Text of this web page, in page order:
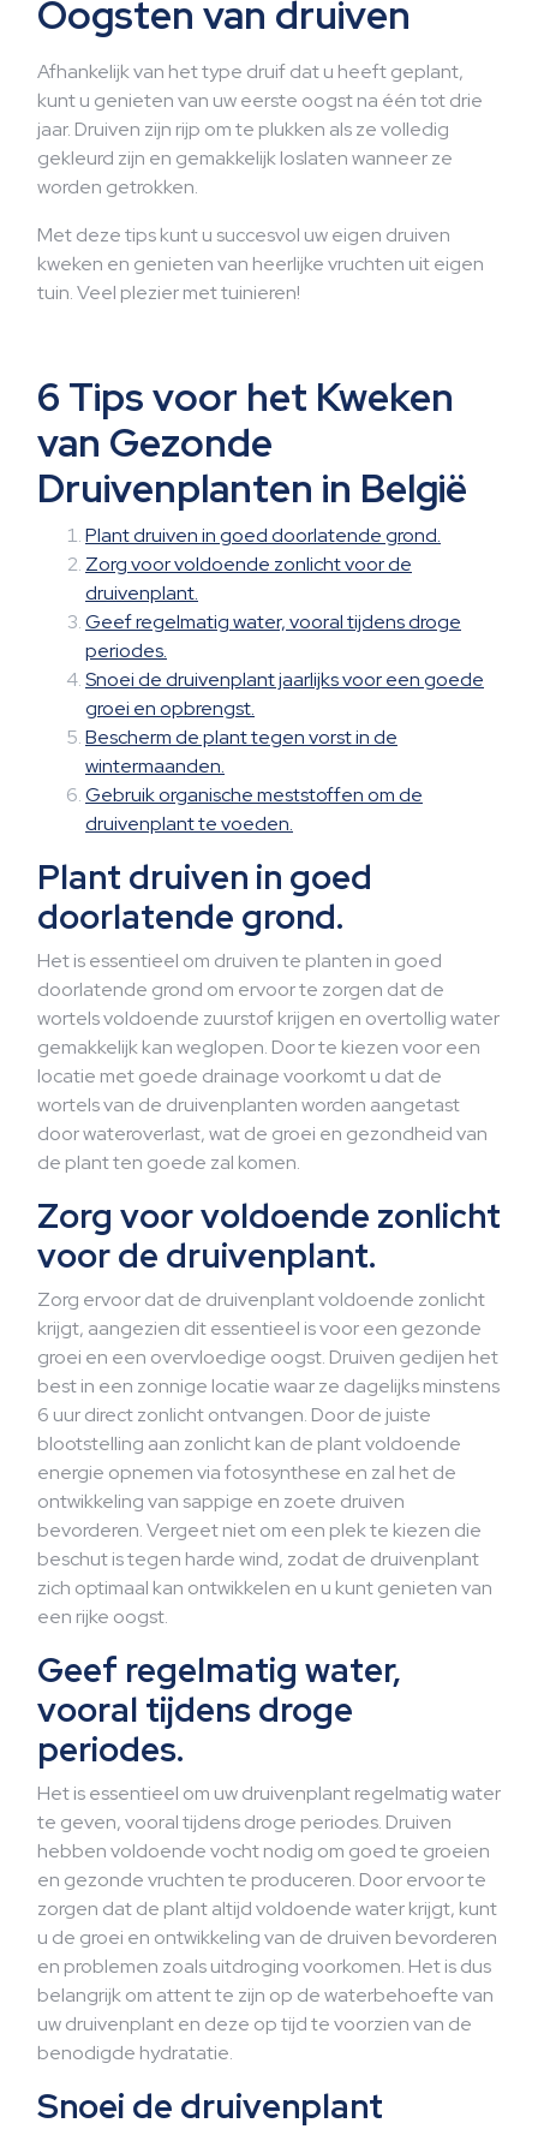
Oogsten van druiven
Afhankelijk van het type druif dat u heeft geplant,
kunt u genieten van uw eerste oogst na één tot drie
jaar. Druiven zijn rijp om te plukken als ze volledig
gekleurd zijn en gemakkelijk loslaten wanneer ze
worden getrokken.
Met deze tips kunt u succesvol uw eigen druiven
kweken en genieten van heerlijke vruchten uit eigen
tuin. Veel plezier met tuinieren!
6 Tips voor het Kweken
van Gezonde
Druivenplanten in België
Plant druiven in goed doorlatende grond.
Zorg voor voldoende zonlicht voor de
druivenplant.
Geef regelmatig water, vooral tijdens droge
periodes.
Snoei de druivenplant jaarlijks voor een goede
groei en opbrengst.
Bescherm de plant tegen vorst in de
wintermaanden.
Gebruik organische meststoffen om de
druivenplant te voeden.
Plant druiven in goed
doorlatende grond.
Het is essentieel om druiven te planten in goed
doorlatende grond om ervoor te zorgen dat de
wortels voldoende zuurstof krijgen en overtollig water
gemakkelijk kan weglopen. Door te kiezen voor een
locatie met goede drainage voorkomt u dat de
wortels van de druivenplanten worden aangetast
door wateroverlast, wat de groei en gezondheid van
de plant ten goede zal komen.
Zorg voor voldoende zonlicht
voor de druivenplant.
Zorg ervoor dat de druivenplant voldoende zonlicht
krijgt, aangezien dit essentieel is voor een gezonde
groei en een overvloedige oogst. Druiven gedijen het
best in een zonnige locatie waar ze dagelijks minstens
6 uur direct zonlicht ontvangen. Door de juiste
blootstelling aan zonlicht kan de plant voldoende
energie opnemen via fotosynthese en zal het de
ontwikkeling van sappige en zoete druiven
bevorderen. Vergeet niet om een plek te kiezen die
beschut is tegen harde wind, zodat de druivenplant
zich optimaal kan ontwikkelen en u kunt genieten van
een rijke oogst.
Geef regelmatig water,
vooral tijdens droge
periodes.
Het is essentieel om uw druivenplant regelmatig water
te geven, vooral tijdens droge periodes. Druiven
hebben voldoende vocht nodig om goed te groeien
en gezonde vruchten te produceren. Door ervoor te
zorgen dat de plant altijd voldoende water krijgt, kunt
u de groei en ontwikkeling van de druiven bevorderen
en problemen zoals uitdroging voorkomen. Het is dus
belangrijk om attent te zijn op de waterbehoefte van
uw druivenplant en deze op tijd te voorzien van de
benodigde hydratatie.
Snoei de druivenplant